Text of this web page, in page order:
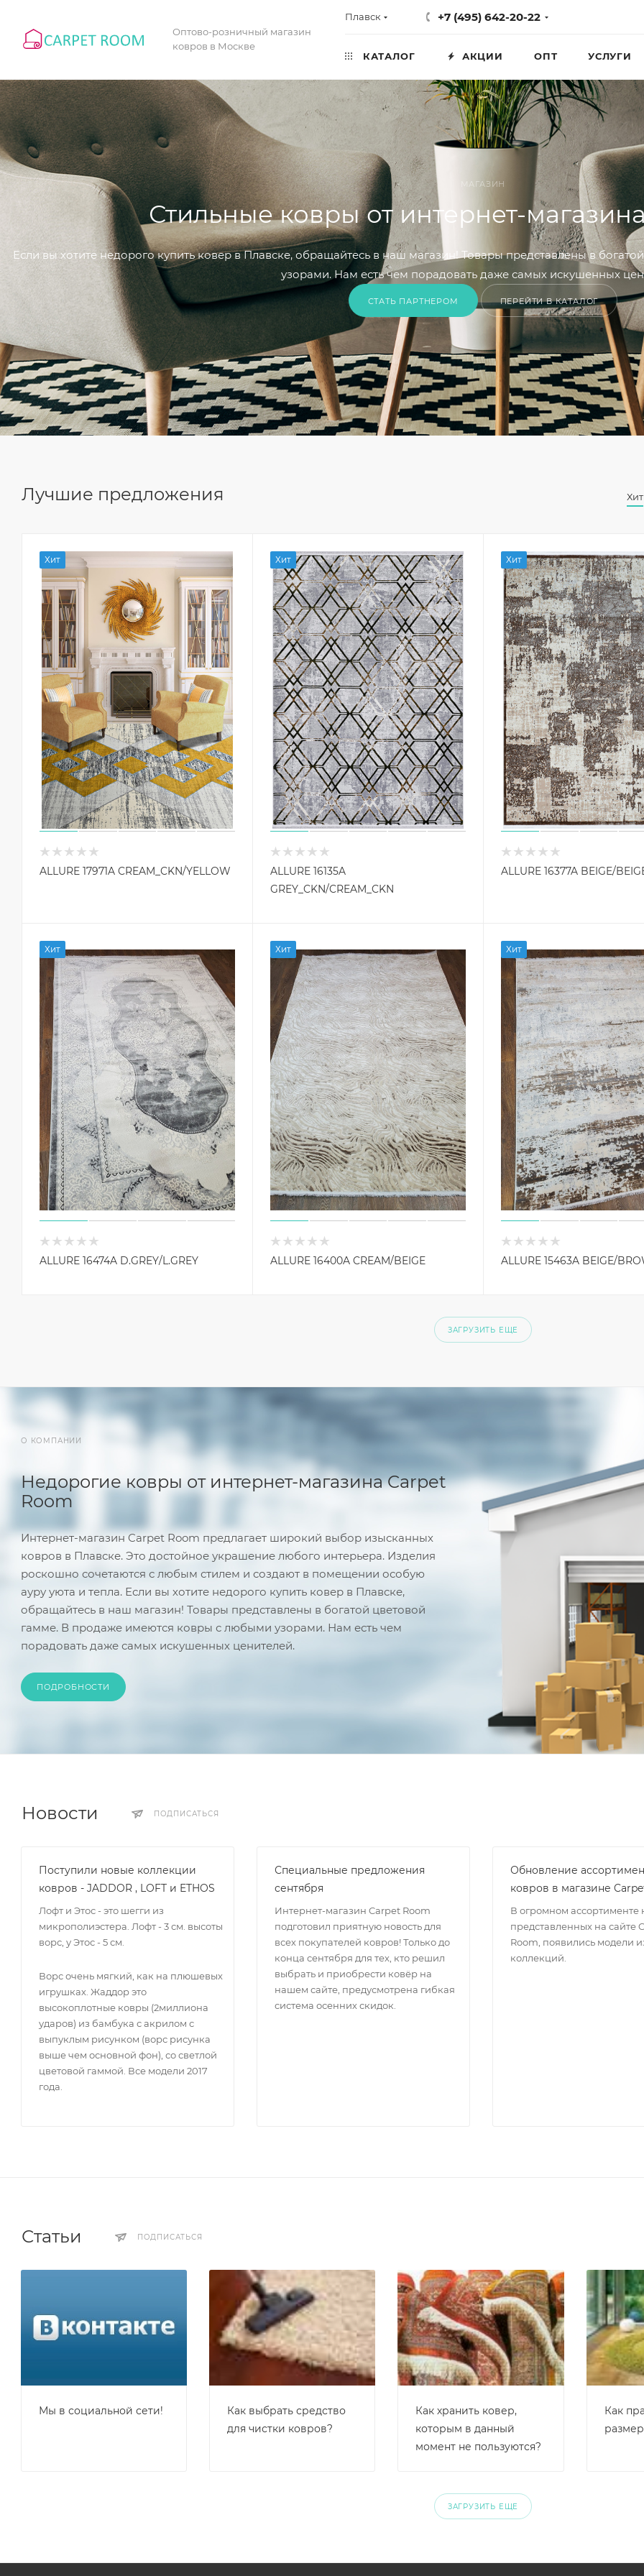
Оптово-розничный магазин
ковров в Москве
Плавск +7 (495) 642-20-22
КАТАЛОГ АКЦИИ ОПТ УСЛУГИ
МАГАЗИН
Стильные ковры от интернет-
Если вы хотите недорого купить ковер в Плавске, обращайтесь в наш магазин! Товары представлены в
узорами. Нам есть чем порадовать даже самых искушенных
СТАТЬ ПАРТНЕРОМ ПЕРЕЙТИ В КАТАЛОГ
Лучшие предложения Хит
Хит
ALLURE 17971A CREAM_CKN/YELLOW
Хит
ALLURE 16135A
GREY_CKN/CREAM_CKN
Хит
ALLURE 16377A BEIGE/
Хит
ALLURE 16474A D.GREY/L.GREY
Хит
ALLURE 16400A CREAM/BEIGE
Хит
ALLURE 15463A BEIGE/
ЗАГРУЗИТЬ ЕЩЕ
О КОМПАНИИ
Недорогие ковры от интернет-магазина Carpet
Room
Интернет-магазин Carpet Room предлагает широкий выбор изысканных
ковров в Плавске. Это достойное украшение любого интерьера. Изделия
роскошно сочетаются с любым стилем и создают в помещении особую
ауру уюта и тепла. Если вы хотите недорого купить ковер в Плавске,
обращайтесь в наш магазин! Товары представлены в богатой цветовой
гамме. В продаже имеются ковры с любыми узорами. Нам есть чем
порадовать даже самых искушенных ценителей.
ПОДРОБНОСТИ
Новости ПОДПИСАТЬСЯ
Поступили новые коллекции
ковров - JADDOR , LOFT и ETHOS
Лофт и Этос - это шегги из
микрополиэстера. Лофт - 3 см. высоты
ворс, у Этос - 5 см.
Ворс очень мягкий, как на плюшевых
игрушках. Жаддор это
высокоплотные ковры (2миллиона
ударов) из бамбука с акрилом с
выпуклым рисунком (ворс рисунка
выше чем основной фон), со светлой
цветовой гаммой. Все модели 2017
года.
Специальные предложения
сентября
Интернет-магазин Carpet Room
подготовил приятную новость для
всех покупателей ковров! Только до
конца сентября для тех, кто решил
выбрать и приобрести ковёр на
нашем сайте, предусмотрена гибкая
система осенних скидок.
Обновление
ковров в магазине
В огромном ассортименте
представленных на сайте
Room, появились модели
коллекций.
Статьи ПОДПИСАТЬСЯ
Мы в социальной сети!
Как выбрать средство
для чистки ковров?
Как хранить ковер,
которым в данный
момент не пользуются?
Как
ЗАГРУЗИТЬ ЕЩЕ